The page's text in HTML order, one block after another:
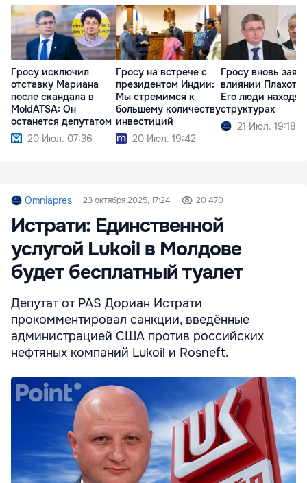
Гросу исключил
отставку Мариана
после скандала в
MoldATSA: Он
останется депутатом
20 Июл. 07:36
Гросу на встрече с
президентом Индии:
Мы стремимся к
большему количеству
инвестиций
20 Июл. 19:42
Гросу вновь
влиянии
Его люди
структурах
21 Июл. 19:18
Omniapres 23 октября 2025, 17:24 20 470
Истрати: Единственной
услугой Lukoil в Молдове
будет бесплатный туалет
Депутат от PAS Дориан Истрати
прокомментировал санкции, введённые
администрацией США против российских
нефтяных компаний Lukoil и Rosneft.